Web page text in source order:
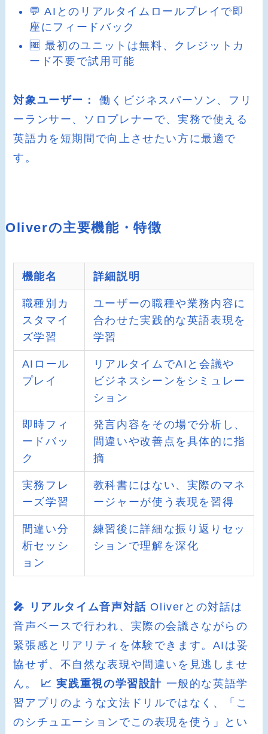
💬 AIとのリアルタイムロールプレイで即
座にフィードバック
🆓 最初のユニットは無料、クレジットカ
ード不要で試用可能
対象ユーザー：
働くビジネスパーソン、フリ
ーランサー、ソロプレナーで、実務で使える
英語力を短期間で向上させたい方に最適で
す。
Oliverの主要機能・特徴
機能名 詳細説明
職種別カ
スタマイ
ズ学習
ユーザーの職種や業務内容に
合わせた実践的な英語表現を
学習
AIロール
プレイ
リアルタイムでAIと会議や
ビジネスシーンをシミュレー
ション
即時フィ
ードバッ
ク
発言内容をその場で分析し、
間違いや改善点を具体的に指
摘
実務フレ
ーズ学習
教科書にはない、実際のマネ
ージャーが使う表現を習得
間違い分
析セッシ
ョン
練習後に詳細な振り返りセッ
ションで理解を深化
🎤 リアルタイム音声対話 Oliverとの対話は
音声ベースで行われ、実際の会議さながらの
緊張感とリアリティを体験できます。AIは妥
協せず、不自然な表現や間違いを見逃しませ
ん。 📈 実践重視の学習設計 一般的な英語学
習アプリのような文法ドリルではなく、「こ
のシチュエーションでこの表現を使う」とい